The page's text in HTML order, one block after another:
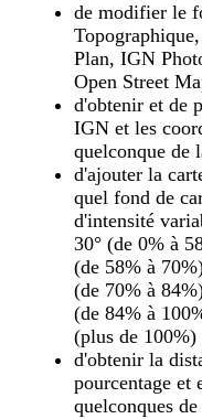
de modifier le
Plan, IGN
Open Street
d'obtenir et de
IGN et les
quelconque de
d'ajouter la
quel fond de
d'intensité
30° (de 0% à
(de 58% à
(de 70% à
(de 84% à
(plus de 100%)
d'obtenir la
pourcentage et
quelconques